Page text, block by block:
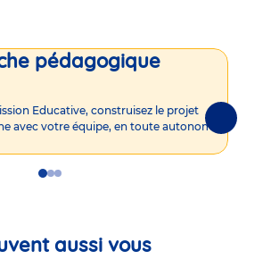
pédagogique
Educative, construisez le projet
avec votre équipe, en toute autonomie !
GoGoGo
aussi vous